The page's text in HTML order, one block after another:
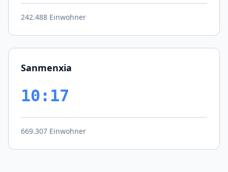
242.488 Einwohner
Sanmenxia
10:17
669.307 Einwohner